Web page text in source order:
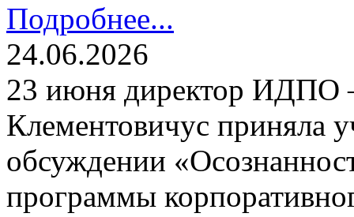
Подробнее...
24.06.2026
23 июня директор
Клементовичус приняла
обсуждении
программы